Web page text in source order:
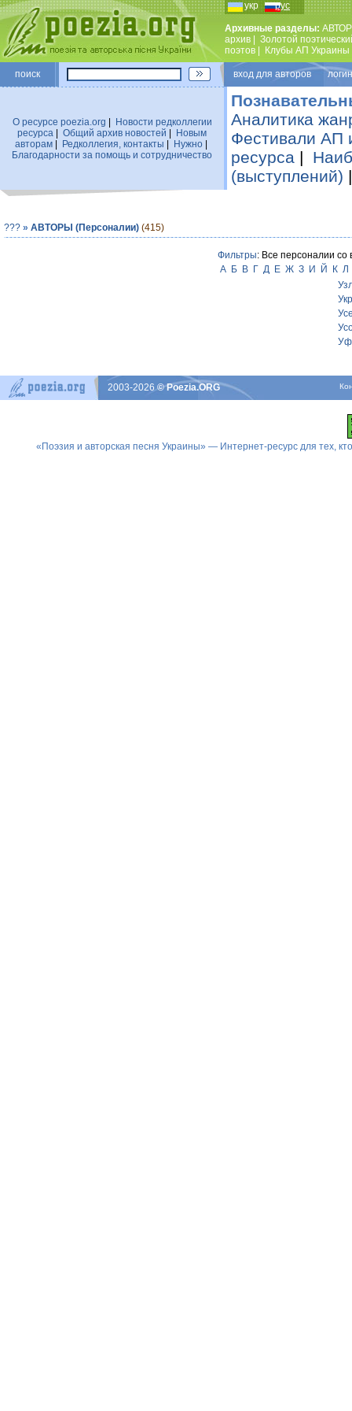
укр рус
Архивные разделы:
архив
Золотой
поэтов
Клубы АП Украины
поиск вход для авторов
О ресурсе poezia.org
Новости редколлегии
ресурса
Общий архив новостей
Новым
авторам| Редколлегия, контакты Нужно|
Благодарности за помощь и сотрудничество
Аналитика
Фестивали АП
ресурса |
(выступлений)
??? » АВТОРЫ (Персоналии) (415)
Фильтры: Все персоналии со
А
Б В Г Д Е Ж З И Й К Л
2003-2026© Poezia.ORG
«Поэзия и авторская песня Украины» — Интернет-ресурс для тех,